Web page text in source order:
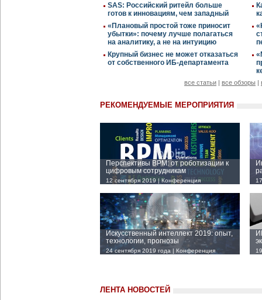
SAS: Российский ритейл больше
готов к инновациям, чем западный
«Плановый простой тоже приносит
убытки»: почему лучше полагаться
на аналитику, а не на интуицию
Крупный бизнес не может отказаться
от собственного ИБ-департамента
все статьи | все обзоры |
РЕКОМЕНДУЕМЫЕ МЕРОПРИЯТИЯ
Перспективы BPM: от роботизации к
цифровым сотрудникам
12 сентября 2019 | Конференция
Искусственный интеллект 2019: опыт,
технологии, прогнозы
24 сентября 2019 года | Конференция
ЛЕНТА НОВОСТЕЙ